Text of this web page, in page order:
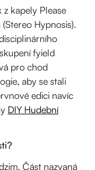
kapely Please
Hypnosis).
fyield
pro chod
aby se stali
edici navíc
DIY Hudební
Část nazvaná